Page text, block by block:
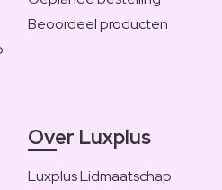
Beoordeel producten
Over Luxplus
Luxplus Lidmaatschap